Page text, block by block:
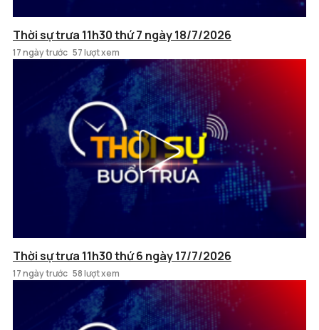
Thời sự trưa 11h30 thứ 7 ngày 18/7/2026
17 ngày trước 57 lượt xem
Thời sự trưa 11h30 thứ 6 ngày 17/7/2026
17 ngày trước 58 lượt xem